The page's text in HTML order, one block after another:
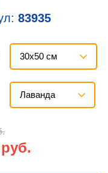
83935
30х50 см
Лаванда